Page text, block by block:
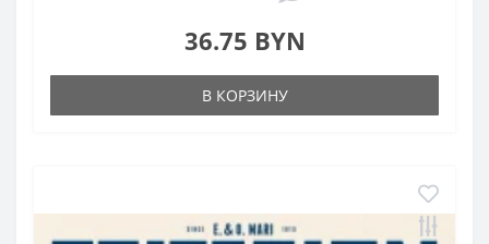
36.75 BYN
В КОРЗИНУ